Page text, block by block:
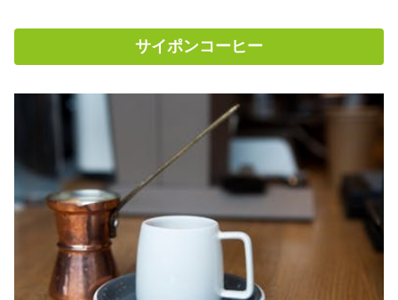
サイポンコーヒー